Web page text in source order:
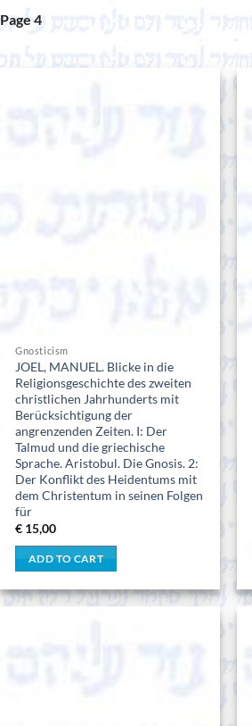
Page 4
Gnosticism
JOEL, MANUEL. Blicke in die
Religionsgeschichte des zweiten
christlichen Jahrhunderts mit
Berücksichtigung der
angrenzenden Zeiten. I: Der
Talmud und die griechische
Sprache. Aristobul. Die Gnosis. 2:
Der Konflikt des Heidentums mit
dem Christentum in seinen Folgen
für
€ 15,00
ADD TO CART